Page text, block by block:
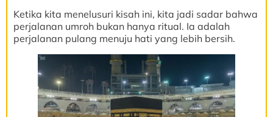
Ketika kita menelusuri kisah ini, kita jadi sadar bahwa
perjalanan umroh bukan hanya ritual. Ia adalah
perjalanan pulang menuju hati yang lebih bersih.